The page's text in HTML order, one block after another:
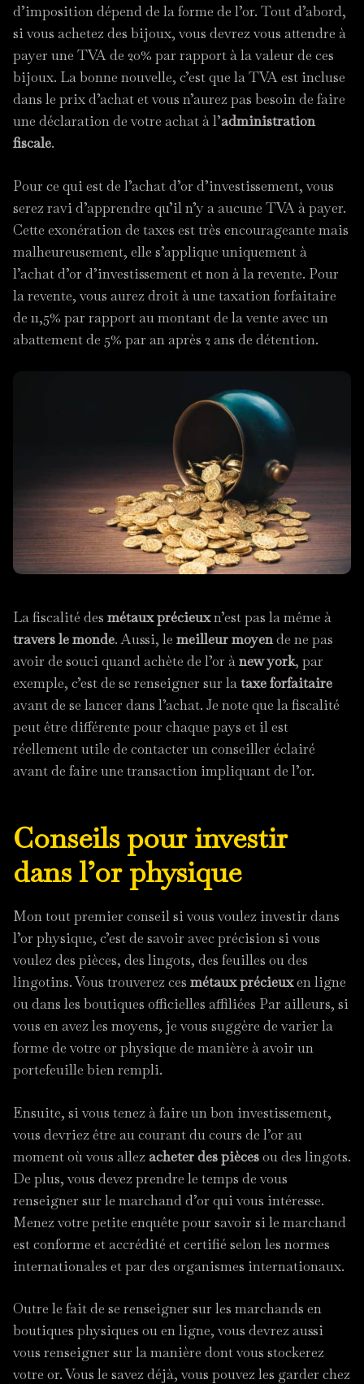
d’imposition dépend de la forme de l’or. Tout d’abord,
si vous achetez des bijoux, vous devrez vous attendre à
payer une TVA de 20% par rapport à la valeur de ces
bijoux. La bonne nouvelle, c’est que la TVA est incluse
dans le prix d’achat et vous n’aurez pas besoin de faire
une déclaration de votre achat à l’administration
fiscale.
Pour ce qui est de l’achat d’or d’investissement, vous
serez ravi d’apprendre qu’il n’y a aucune TVA à payer.
Cette exonération de taxes est très encourageante mais
malheureusement, elle s’applique uniquement à
l’achat d’or d’investissement et non à la revente. Pour
la revente, vous aurez droit à une taxation forfaitaire
de 11,5% par rapport au montant de la vente avec un
abattement de 5% par an après 2 ans de détention.
La fiscalité des métaux précieuxn’est pas la même à
travers le monde. Aussi, le meilleur moyende ne pas
avoir de souci quand achète de l’or ànew york, par
exemple, c’est de se renseigner sur lataxe forfaitaire
avant de se lancer dans l’achat. Je note que la fiscalité
peut être différente pour chaque pays et il est
réellement utile de contacter un conseiller éclairé
avant de faire une transaction impliquant de l’or.
Conseils pour investir
dans l’or physique
Mon tout premier conseil si vous voulez investir dans
l’or physique, c’est de savoir avec précision si vous
voulez des pièces, des lingots, des feuilles ou des
lingotins. Vous trouverez ces métaux précieuxen ligne
ou dans les boutiques officielles affiliées Par ailleurs, si
vous en avez les moyens, je vous suggère de varier la
forme de votre or physique de manière à avoir un
portefeuille bien rempli.
Ensuite, si vous tenez à faire un bon investissement,
vous devriez être au courant du cours de l’or au
moment où vous allezacheter des piècesou des lingots.
De plus, vous devez prendre le temps de vous
renseigner sur le marchand d’or qui vous intéresse.
Menez votre petite enquête pour savoir si le marchand
est conforme et accrédité et certifié selon les normes
internationales et par des organismes internationaux.
Outre le fait de se renseigner sur les marchands en
boutiques physiques ou en ligne, vous devrez aussi
vous renseigner sur la manière dont vous stockerez
votre or. Vous le savez déjà, vous pouvez les garder chez